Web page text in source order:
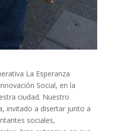
La Esperanza
Social, en la
ciudad. Nuestro
invitado a disertar junto a
sociales,